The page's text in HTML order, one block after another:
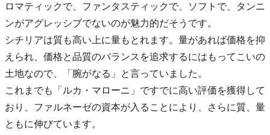
ロマティックで、ファンタスティックで、ソフトで、タンニ
ンがアグレッシブでないのが魅力的だそうです。
シチリアは質も高い上に量もとれます。量があれば価格を抑
えられ、価格と品質のバランスを追求するにはもってこいの
土地なので、「腕がなる」と言っていました。
これまでも「ルカ・マローニ」ですでに高い評価を獲得して
おり、ファルネーゼの資本が入ることにより、さらに質、量
ともに伸びています。